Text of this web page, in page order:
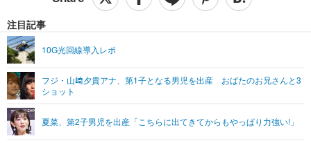
ショッピング その他
エンタメTOP 映画・ドラマ
グラビア
ショッピング その他
ライフTOP
その他
リリース一覧
プッシュ通知の停止方法
注目記事
10G光回線導入レポ
フジ・山﨑夕貴アナ、第1子となる男児を出産 おばたのお兄さんと3
ショット
夏菜、第2子男児を出産「こちらに出てきてからもやっぱり力強い!」